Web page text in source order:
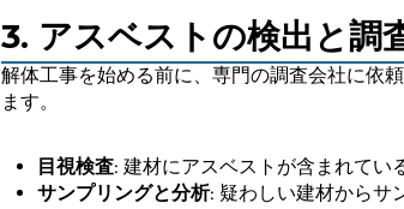
3. アスベストの検出と調
解体工事を始める前に、専門の調査会社に依
ます。
目視検査: 建材にアスベストが含まれてい
サンプリングと分析: 疑わしい建材からサ